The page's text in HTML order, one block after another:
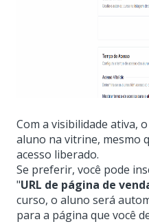
Com a visibilidade ativa,
aluno na vitrine, mesmo
acesso liberado.
Se preferir, você pode
"URL de página de
curso, o aluno será
para a página que você